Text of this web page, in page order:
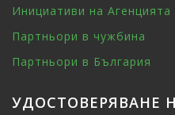
Инициативи на Агенцията
Партньори в чужбина
Партньори в България
УДОСТОВЕРЯВАНЕ